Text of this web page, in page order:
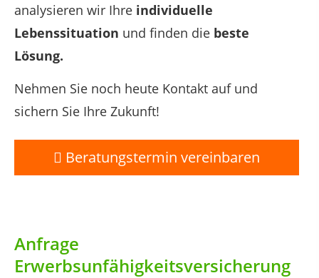
analysieren wir Ihre individuelle
Lebenssituation und finden die beste
Lösung.
Nehmen Sie noch heute Kontakt auf und
sichern Sie Ihre Zukunft!
Beratungstermin vereinbaren
Anfrage
Erwerbsunfähigkeitsversicherung